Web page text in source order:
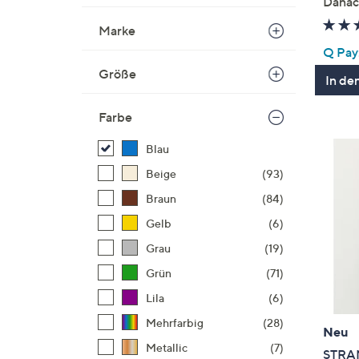
Marke
Größe
Farbe
Blau
Beige
(93)
Braun
(84)
Gelb
(6)
Grau
(19)
Grün
(71)
Lila
(6)
Mehrfarbig
(28)
Metallic
(7)
Q
In
Neu